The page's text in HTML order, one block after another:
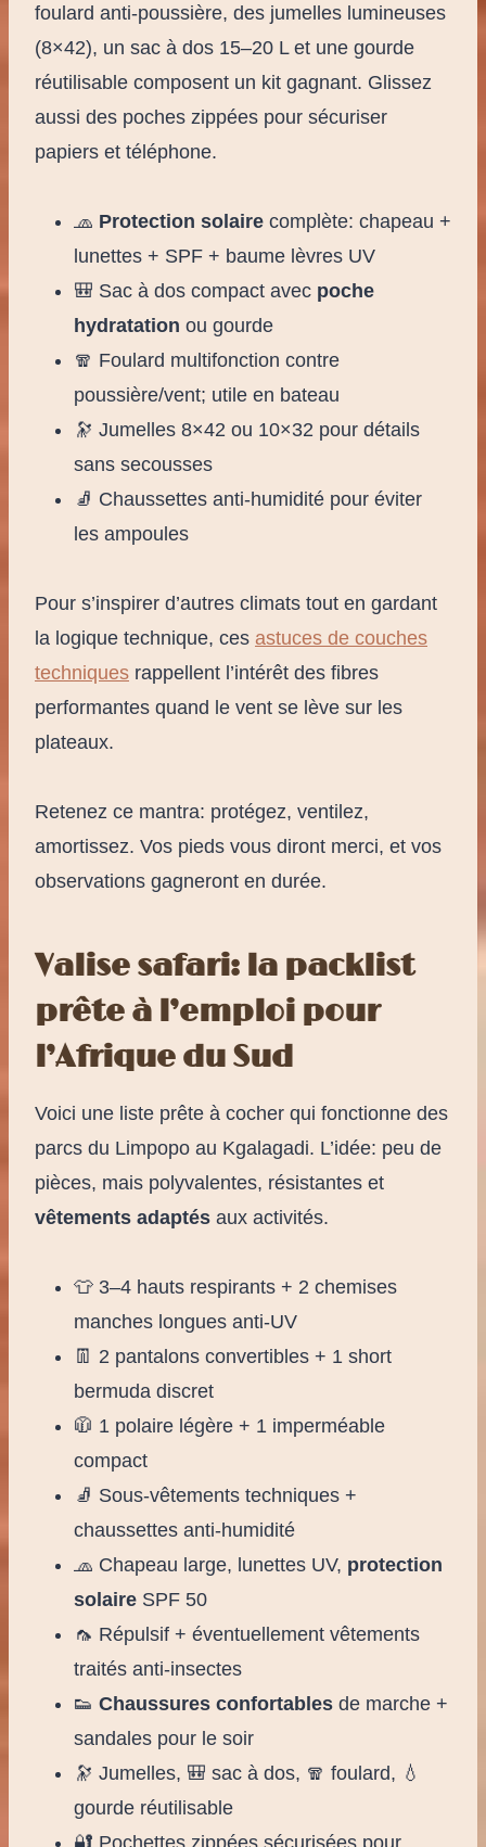
foulard anti-poussière, des jumelles lumineuses
(8×42), un sac à dos 15–20 L et une gourde
réutilisable composent un kit gagnant. Glissez
aussi des poches zippées pour sécuriser
papiers et téléphone.
🧢 Protection solaire complète: chapeau +
lunettes + SPF + baume lèvres UV
🎒 Sac à dos compact avec poche
hydratation ou gourde
🧣 Foulard multifonction contre
poussière/vent; utile en bateau
🔭 Jumelles 8×42 ou 10×32 pour détails
sans secousses
🧦 Chaussettes anti-humidité pour éviter
les ampoules
Pour s’inspirer d’autres climats tout en gardant
la logique technique, ces astuces de couches
techniques rappellent l’intérêt des fibres
performantes quand le vent se lève sur les
plateaux.
Retenez ce mantra: protégez, ventilez,
amortissez. Vos pieds vous diront merci, et vos
observations gagneront en durée.
Valise safari: la packlist
prête à l’emploi pour
l’Afrique du Sud
Voici une liste prête à cocher qui fonctionne des
parcs du Limpopo au Kgalagadi. L’idée: peu de
pièces, mais polyvalentes, résistantes et
vêtements adaptés aux activités.
👕 3–4 hauts respirants + 2 chemises
manches longues anti-UV
👖 2 pantalons convertibles + 1 short
bermuda discret
🧥 1 polaire légère + 1 imperméable
compact
🧦 Sous-vêtements techniques +
chaussettes anti-humidité
🧢 Chapeau large, lunettes UV, protection
solaire SPF 50
🦟 Répulsif + éventuellement vêtements
traités anti-insectes
👟 Chaussures confortables de marche +
sandales pour le soir
🔭 Jumelles, 🎒 sac à dos, 🧣 foulard, 💧
gourde réutilisable